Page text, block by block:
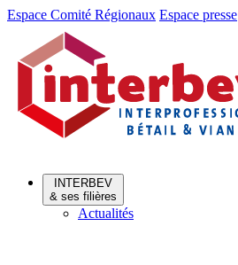
Aller
Aller
contenu
Espace Comité Régionaux Espace presse
INTERBEV
& ses filières
Actualités